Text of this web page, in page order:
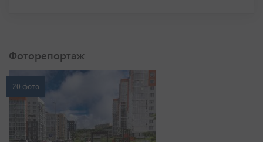
Фоторепортаж
20 фото